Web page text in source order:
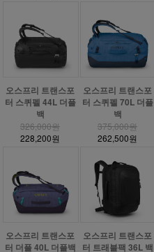
오스프리 트랜스포
터 스퀴펠 44L 더플
백
326,000원
228,200원
오스프리 트랜스포
터 스퀴펠 70L 더플
백
375,000원
262,500원
오스프리 트랜스포
터 더플 40L 더플백
오스프리 트랜스포
터 트래블팩 36L 백